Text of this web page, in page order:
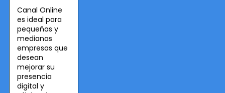
Canal Online
es ideal para
pequeñas y
medianas
empresas que
desean
mejorar su
presencia
digital y